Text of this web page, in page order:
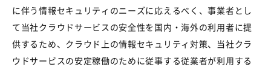
に伴う情報セキュリティのニーズに応えるべく、事業者とし
て当社クラウドサービスの安全性を国内・海外の利用者に提
供するため、クラウド上の情報セキュリティ対策、当社クラ
ウドサービスの安定稼働のために従事する従業者が利用する